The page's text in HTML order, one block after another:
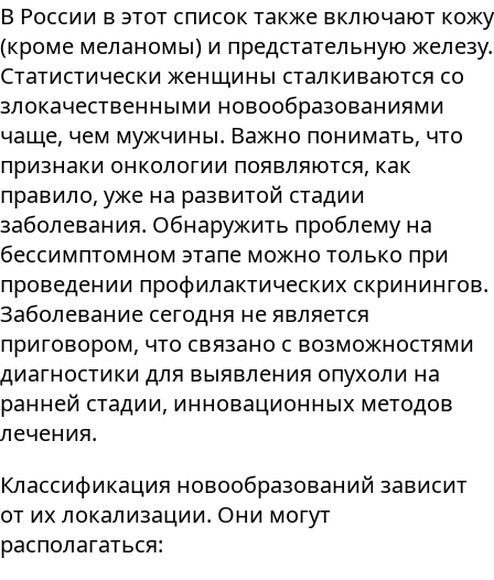
В России в этот список также включают кожу
(кроме меланомы) и предстательную железу.
Статистически женщины сталкиваются со
злокачественными новообразованиями
чаще, чем мужчины. Важно понимать, что
признаки онкологии появляются, как
правило, уже на развитой стадии
заболевания. Обнаружить проблему на
бессимптомном этапе можно только при
проведении профилактических скринингов.
Заболевание сегодня не является
приговором, что связано с возможностями
диагностики для выявления опухоли на
ранней стадии, инновационных методов
лечения.
Классификация новообразований зависит
от их локализации. Они могут
располагаться: